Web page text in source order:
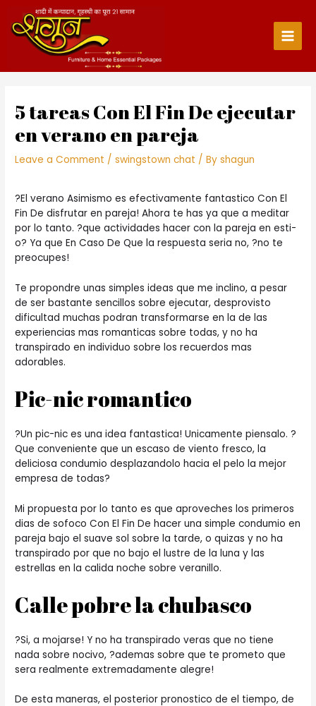
content
Main
5 tareas Con El Fin De ejecutar
en verano en pareja
Leave a Comment /swingstown chat / Byshagun
?El verano Asimismo es efectivamente fantastico Con El
Fin De disfrutar en pareja! Ahora te has ya que a meditar
por lo tanto. ?que actividades hacer con la pareja en esti­
o? Ya que En Caso De Que la respuesta seri­a no, ?no te
preocupes!
Te propondre unas simples ideas que me inclino, a pesar
de ser bastante sencillos sobre ejecutar, desprovisto
dificultad muchas podran transformarse en la de las
experiencias mas romanticas sobre todas, y no ha
transpirado en individuo sobre los recuerdos mas
adorables.
Pic-nic romantico
?Un pic-nic es una idea fantastica! Unicamente piensalo. ?
Que conveniente que un escaso de viento fresco, la
deliciosa condumio desplazandolo hacia el pelo la mejor
empresa de todas?
Mi propuesta por lo tanto es que aproveches los primeros
dias de sofoco Con El Fin De hacer una simple condumio en
pareja bajo el suave sol sobre la tarde, o quizas y no ha
transpirado por que no bajo el lustre de la luna y las
estrellas en la calida noche sobre veranillo.
Calle pobre la chubasco
?Si, a mojarse! Y no ha transpirado veras que no tiene
nada sobre nocivo, ?ademas sobre que te prometo que
sera realmente extremadamente alegre!
De esta maneras, el posterior pronostico de el tiempo, de